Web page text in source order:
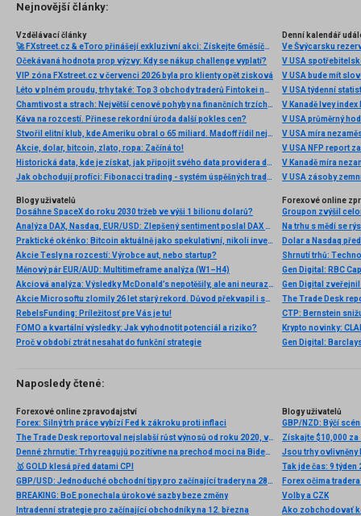
několik příkladů nejznámějších z nich.
Nejnovější články:
Vzdělávací články
🚀 FXstreet.cz & eToro přinášejí exkluzivní akci: Získejte 6měsíční členství ve VIP zóně ZDARMA
Očekávaná hodnota prop výzvy: Kdy se nákup challenge vyplatí?
VIP zóna FXstreet.cz v červenci 2026 byla pro klienty opět zisková
Léto v plném proudu, trhy také: Top 3 obchody traderů Fintokei na indexech a zlatě
Chamtivost a strach: Největší cenové pohyby na finančních trzích (červenec 2026)
Káva na rozcestí. Přinese rekordní úroda další pokles cen?
Stvořil elitní klub, kde Ameriku obral o 65 miliard. Madoff řídil největší Ponzi dějin
Akcie, dolar, bitcoin, zlato, ropa: Začíná to!
Historická data, kde je získat, jak připojit svého data providera do MultiCharts a proč je budeme potřebovat? (4. díl)
Jak obchodují profíci: Fibonacci trading - systém úspěšných traderů
Denní kalendář
Ve Švýcarsku
V USA
V USA bude mít
V USA týdenní
V Kanadě Ivey index
V USA průměrný
V USA míra
V USA NFP report
V Kanadě míra
V USA zásoby
Blogy uživatelů
Dosáhne SpaceX do roku 2030 tržeb ve výši 1 bilionu dolarů?
Analýza DAX, Nasdaq, EUR/USD: Zlepšený sentiment poslal DAX na nová maxima
Praktické okénko: Bitcoin aktuálně jako spekulativní, nikoli investiční aktivum
Akcie Tesly na rozcestí: Výrobce aut, nebo startup?
Měnový pár EUR/AUD: Multitimeframe analýza (W1–H4)
Akciová analýza: Výsledky McDonald’s nepotěšily, ale ani neurazily. Jakou vizi společnost prezentovala?
Akcie Microsoftu zlomily 26 let starý rekord. Důvod překvapil i samotné investory
RebelsFunding: Príležitosť pre Vás je tu!
FOMO a kvartální výsledky: Jak vyhodnotit potenciál a riziko?
Proč v období ztrát nesahat do funkční strategie
Forexové online
Dolar a Nasdaq
Naposledy čtené:
Forexové online zpravodajství
Forex: Silný trh práce vybízí Fed k zákroku proti inflaci
The Trade Desk reportoval nejslabší růst výnosů od roku 2020, výhled na 3Q výrazně zklamal
Denné zhrnutie: Trhy reagujú pozitívne na prechod moci na Bidena
🥇 GOLD klesá před datami CPI
GBP/USD: Jednoduché obchodní tipy pro začínající tradery na 28. dubna. Přehled včerejších obchodů na forexu
BREAKING: BoE ponechala úrokové sazby beze změny
Intradenní strategie pro začínající obchodníky na 12. března
Blogy uživatelů
GBP/NZD: Býčí
Získajte $10,000 za
Jsou trhy ovlivněny
Tak jde čas: 9 týden
Forex očima tradera
Volby a CZK
Ako zobchodovať